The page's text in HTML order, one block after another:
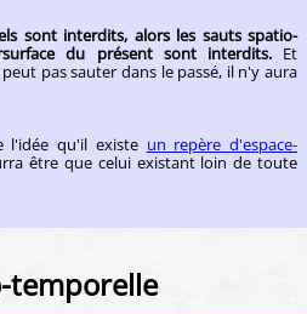
sont interdits, alors les sauts spatio-
du présent sont interdits.Et
pas sauter dans le passé, il n'y aura
l'idée qu'il existe un repère d'espace-
être que celui existant loin de toute
temporelle